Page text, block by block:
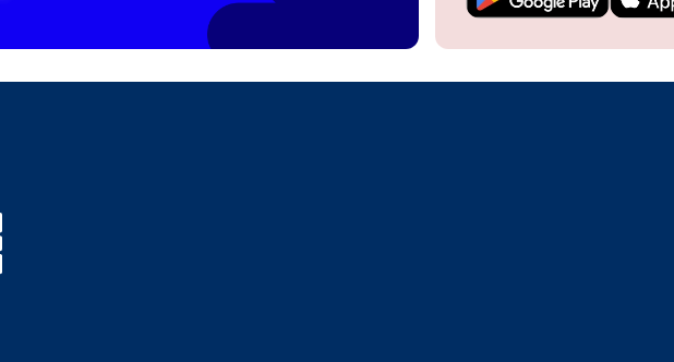
To get your eSIM, start by checking if your device supports eSIM
technology. Then, contact your mobile carrier to request an eSIM
or enter in your device settings. Once activated, you can enjoy the
계정을 계속 이용하거나 몇 초 만에 새로 만드세요.